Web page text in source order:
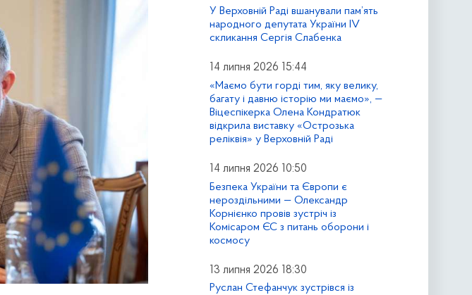
У Верховній Раді вшанували пам’ять
народного депутата України IV
скликання Сергія Слабенка
14 липня 2026 15:44
«Маємо бути горді тим, яку велику,
багату і давню історію ми маємо», —
Віцеспікерка Олена Кондратюк
відкрила виставку «Острозька
реліквія» у Верховній Раді
14 липня 2026 10:50
Безпека України та Європи є
нероздільними — Олександр
Корнієнко провів зустріч із
Комісаром ЄС з питань оборони і
космосу
13 липня 2026 18:30
Руслан Стефанчук зустрівся із